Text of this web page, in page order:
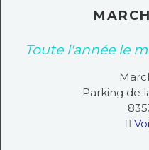
Toute l'année le
Parking de